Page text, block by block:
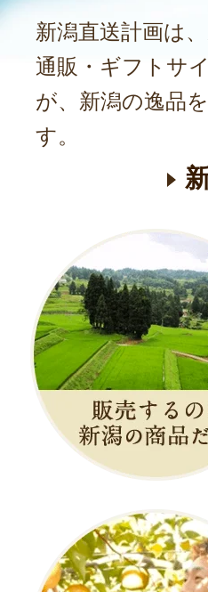
新潟直送計画は
通販・ギフトサ
が、新潟の逸品
す。